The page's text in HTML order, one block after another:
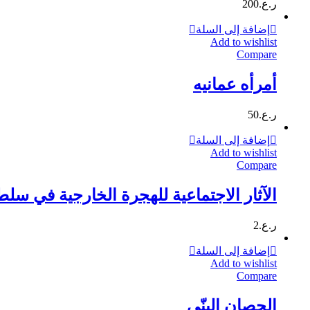
ر.ع.200
إضافة إلى السلة
Add to wishlist
Compare
أمرأه عمانيه
ر.ع.50
إضافة إلى السلة
Add to wishlist
Compare
الآثار الاجتماعية للهجرة الخارجية في
ر.ع.2
إضافة إلى السلة
Add to wishlist
Compare
الحصان البنّي